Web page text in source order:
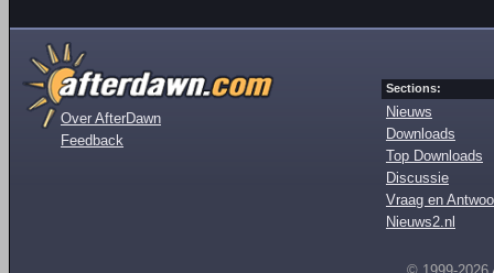
Over AfterDawn
Feedback
Sections:
Nieuws
Downloads
Top Downloads
Discussie
Vraag en
Nieuws2.nl